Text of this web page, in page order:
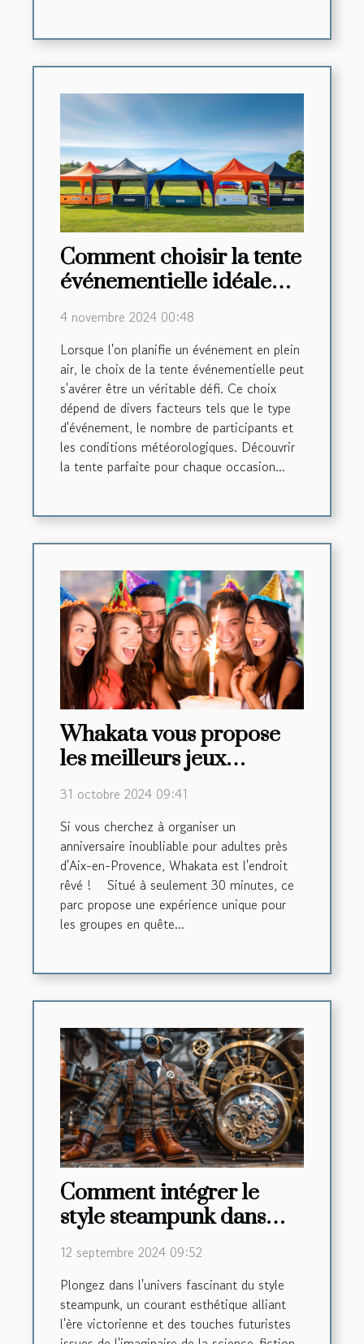
Comment choisir la tente
événementielle idéale
pour chaque occasion
4 novembre 2024 00:48
Lorsque l'on planifie un événement en plein
air, le choix de la tente événementielle peut
s'avérer être un véritable défi. Ce choix
dépend de divers facteurs tels que le type
d'événement, le nombre de participants et
les conditions météorologiques. Découvrir
la tente parfaite pour chaque occasion...
Whakata vous propose
les meilleurs jeux
d’anniversaire pour
adultes à 30 minutes
d’Aix-en-Provence !
31 octobre 2024 09:41
Si vous cherchez à organiser un
anniversaire inoubliable pour adultes près
d'Aix-en-Provence, Whakata est l'endroit
rêvé ! Situé à seulement 30 minutes, ce
parc propose une expérience unique pour
les groupes en quête...
Comment intégrer le
style steampunk dans
votre garde-robe
masculine
12 septembre 2024 09:52
Plongez dans l'univers fascinant du style
steampunk, un courant esthétique alliant
l'ère victorienne et des touches futuristes